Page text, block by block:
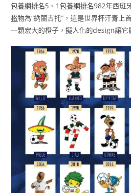
包養網排名5、1包養網排名982年西班
格物為“納蘭吉托”，這是世界杯汗青上
一顆宏大的橙子，擬人化的design讓它